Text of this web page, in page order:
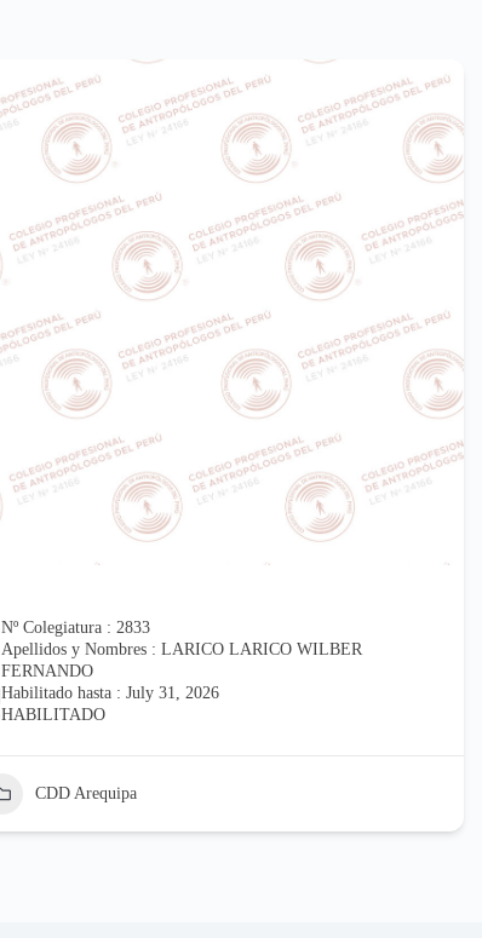
Nº Colegiatura : 2833
Apellidos y Nombres : LARICO LARICO WILBER
FERNANDO
Habilitado hasta : July 31, 2026
HABILITADO
CDD Arequipa